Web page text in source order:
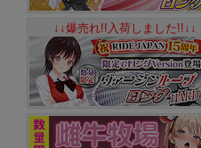
↓↓爆売れ!!入荷しました!!↓↓